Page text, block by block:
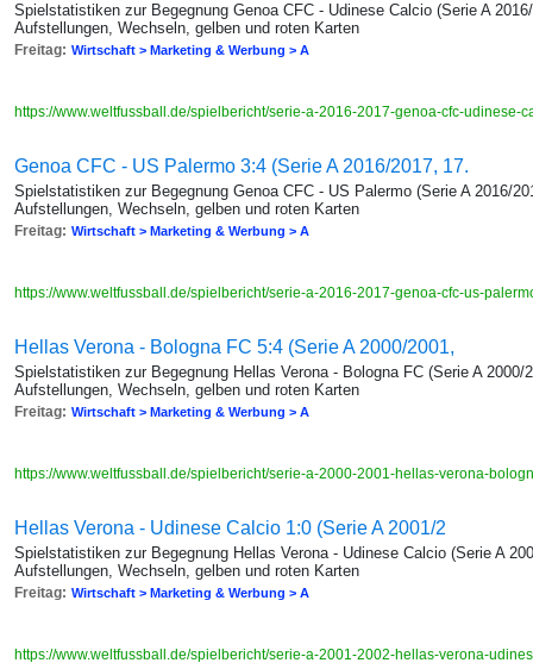
Spielstatistiken zur Begegnung Genoa CFC - Udinese Calcio (Serie A
Aufstellungen, Wechseln, gelben und roten Karten
Freitag: Wirtschaft > Marketing & Werbung > A
https://www.weltfussball.de/spielbericht/serie-a-2016-2017-genoa-cfc-udinese-
Genoa CFC - US Palermo 3:4 (Serie A 2016/2017, 17.
Spielstatistiken zur Begegnung Genoa CFC - US Palermo (Serie A 2016/
Aufstellungen, Wechseln, gelben und roten Karten
Freitag: Wirtschaft > Marketing & Werbung > A
https://www.weltfussball.de/spielbericht/serie-a-2016-2017-genoa-cfc-us-
Hellas Verona - Bologna FC 5:4 (Serie A 2000/2001,
Spielstatistiken zur Begegnung Hellas Verona - Bologna FC (Serie A
Aufstellungen, Wechseln, gelben und roten Karten
Freitag: Wirtschaft > Marketing & Werbung > A
https://www.weltfussball.de/spielbericht/serie-a-2000-2001-hellas-verona-
Hellas Verona - Udinese Calcio 1:0 (Serie A 2001/2
Spielstatistiken zur Begegnung Hellas Verona - Udinese Calcio (Serie A
Aufstellungen, Wechseln, gelben und roten Karten
Freitag: Wirtschaft > Marketing & Werbung > A
https://www.weltfussball.de/spielbericht/serie-a-2001-2002-hellas-verona-